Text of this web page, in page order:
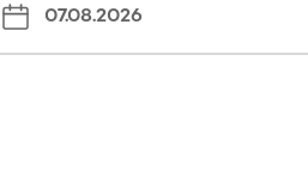
07.08.2026